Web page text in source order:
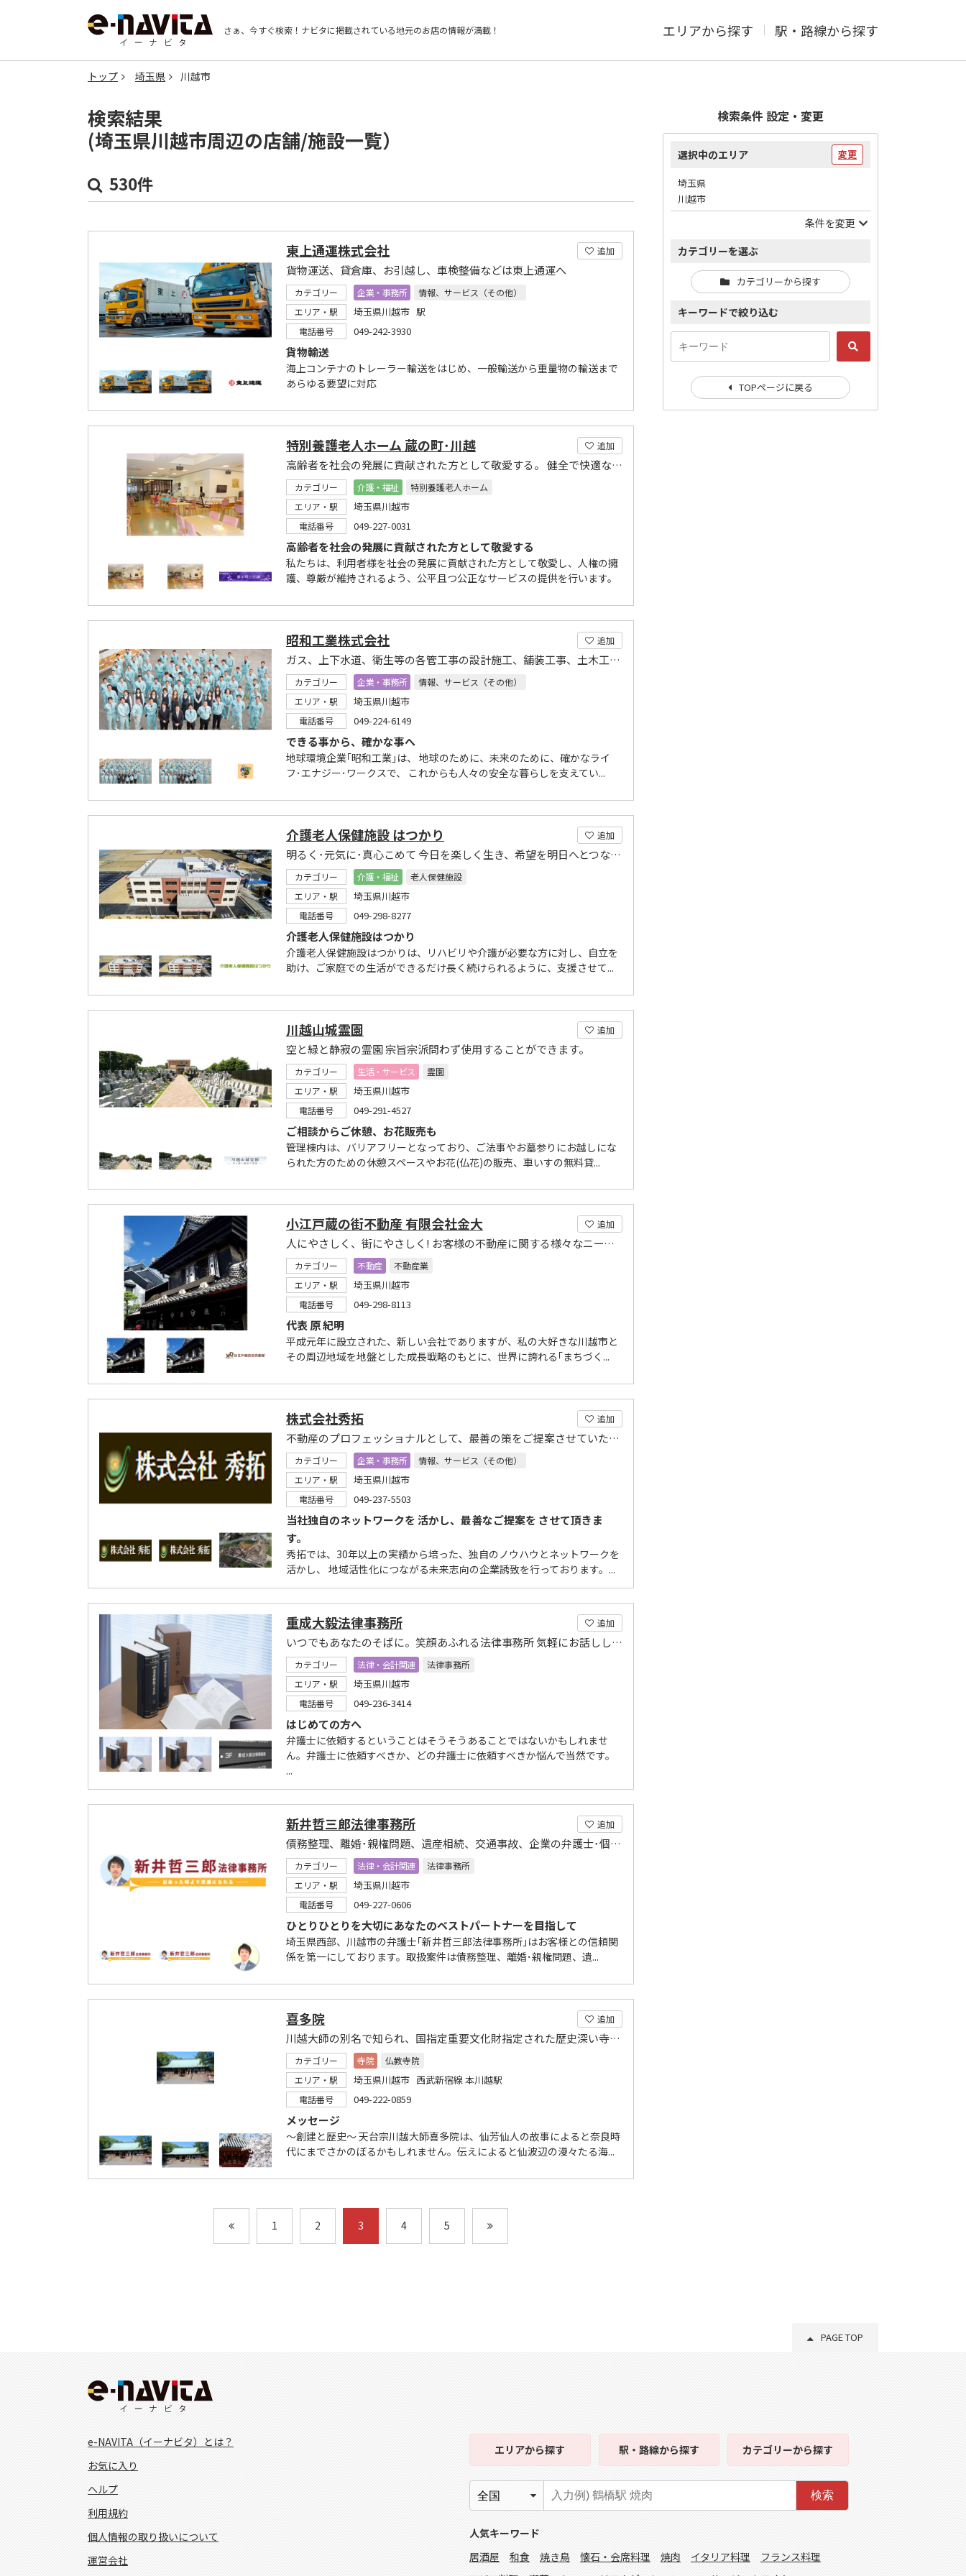
さぁ、今すぐ検索！ ナビタに掲載されている地元のお店の情報が満載！ エリアから探す 駅・路線から探す
トップ 埼玉県 川越市
検索結果
(埼玉県川越市周辺の店舗/施設一覧）
530件
追加
東上通運株式会社
貨物運送、貸倉庫、お引越し、車検整備などは東上通運へ
カテゴリー 企業・事務所
情報、サービス（その他）
エリア・駅
埼玉県川越市 駅
電話番号 049-242-3930
貨物輸送
海上コンテナのトレーラー輸送をはじめ、一般輸送から重量物の輸送まで
あらゆる要望に対応
追加
特別養護老人ホーム 蔵の町･川越
高齢者を社会の発展に貢献された方として敬愛する。 健全で快適な生活環境を創造する。
カテゴリー 介護・福祉
特別養護老人ホーム
エリア・駅
埼玉県川越市
電話番号 049-227-0031
高齢者を社会の発展に貢献された方として敬愛する
私たちは、利用者様を社会の発展に貢献された方として敬愛し、人権の擁
護、尊厳が維持されるよう、公平且つ公正なサービスの提供を行います。
追加
昭和工業株式会社
ガス、上下水道、衛生等の各管工事の設計施工、舗装工事、土木工事、電気工事業など
カテゴリー 企業・事務所
情報、サービス（その他）
エリア・駅
埼玉県川越市
電話番号 049-224-6149
できる事から、確かな事へ
地球環境企業｢昭和工業｣は、 地球のために、未来のために、確かなライ
フ･エナジー･ワークスで、 これからも人々の安全な暮らしを支えてい...
追加
介護老人保健施設 はつかり
明るく･元気に･真心こめて 今日を楽しく生き、希望を明日へとつなげるようお手伝いをします
カテゴリー 介護・福祉
老人保健施設
エリア・駅
埼玉県川越市
電話番号 049-298-8277
介護老人保健施設はつかり
介護老人保健施設はつかりは、リハビリや介護が必要な方に対し、自立を
助け、ご家庭での生活ができるだけ長く続けられるように、支援させて...
追加
川越山城霊園
空と緑と静寂の霊園 宗旨宗派問わず使用することができます。
カテゴリー 生活・サービス
霊園
エリア・駅
埼玉県川越市
電話番号 049-291-4527
ご相談からご休憩、お花販売も
管理棟内は、バリアフリーとなっており、ご法事やお墓参りにお越しにな
られた方のための休憩スペースやお花(仏花)の販売、車いすの無料貸...
追加
小江戸蔵の街不動産 有限会社金大
人にやさしく、街にやさしく! お客様の不動産に関する様々なニーズを全力でサポートします。
カテゴリー 不動産
不動産業
エリア・駅
埼玉県川越市
電話番号 049-298-8113
代表 原 紀明
平成元年に設立された、新しい会社でありますが、私の大好きな川越市と
その周辺地域を地盤とした成長戦略のもとに、世界に誇れる｢まちづく...
追加
株式会社秀拓
不動産のプロフェッショナルとして、最善の策をご提案させていただきます。
カテゴリー 企業・事務所
情報、サービス（その他）
エリア・駅
埼玉県川越市
電話番号 049-237-5503
当社独自のネットワークを 活かし、最善なご提案を させて頂きま
す。
秀拓では、30年以上の実績から培った、独自のノウハウとネットワークを
活かし、 地域活性化につながる未来志向の企業誘致を行っております。...
追加
重成大毅法律事務所
いつでもあなたのそばに。笑顔あふれる法律事務所 気軽にお話ししに来てください。
カテゴリー 法律・会計関連
法律事務所
エリア・駅
埼玉県川越市
電話番号 049-236-3414
はじめての方へ
弁護士に依頼するということはそうそうあることではないかもしれませ
ん。弁護士に依頼すべきか、どの弁護士に依頼すべきか悩んで当然です。
...
追加
新井哲三郎法律事務所
債務整理、離婚･親権問題、遺産相続、交通事故、企業の弁護士･個人向け顧問サービス
カテゴリー 法律・会計関連
法律事務所
エリア・駅
埼玉県川越市
電話番号 049-227-0606
ひとりひとりを大切にあなたのベストパートナーを目指して
埼玉県西部、川越市の弁護士｢新井哲三郎法律事務所｣はお客様との信頼関
係を第一にしております。取扱案件は債務整理、離婚･親権問題、遺...
追加
喜多院
川越大師の別名で知られ、国指定重要文化財指定された歴史深い寺院。
カテゴリー 寺院
仏教寺院
エリア・駅
埼玉県川越市 西武新宿線 本川越駅
電話番号 049-222-0859
メッセージ
～創建と歴史～ 天台宗川越大師喜多院は、仙芳仙人の故事によると奈良時
代にまでさかのぼるかもしれません。伝えによると仙波辺の漫々たる海...
1 2 3 4 5
検索条件 設定・変更
選択中のエリア 変更
埼玉県
川越市
条件を変更
カテゴリーを選ぶ
カテゴリーから探す
キーワードで絞り込む
TOPページに戻る
PAGE TOP
e-NAVITA（イーナビタ）とは？
お気に入り
ヘルプ
利用規約
個人情報の取り扱いについて
運営会社
エリアから探す 駅・路線から探す カテゴリーから探す
検索
人気キーワード
居酒屋
和食 焼き鳥 懐石・会席料理 焼肉 イタリア料理
フランス料理